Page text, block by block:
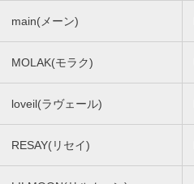
main(メーン)
MOLAK(モラク)
loveil(ラヴェール)
RESAY(リセイ)